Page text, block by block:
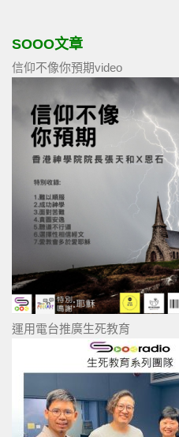
SOOO文章
信仰不像你預期video
運用電台推廣生死教育